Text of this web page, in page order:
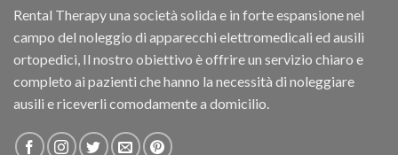
Rental Therapy una società solida e in forte espansione nel
campo del noleggio di apparecchi elettromedicali ed ausili
ortopedici, Il nostro obiettivo è offrire un servizio chiaro e
completo ai pazienti che hanno la necessità di noleggiare
ausili e riceverli comodamente a domicilio.